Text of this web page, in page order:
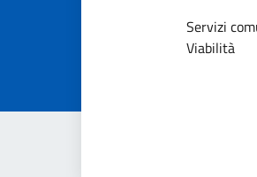
Servizi
Viabilità